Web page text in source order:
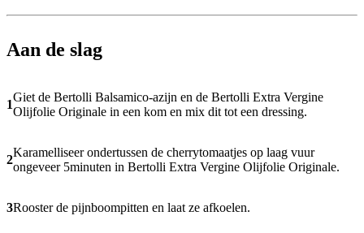
Aan de slag
1
Giet de Bertolli Balsamico-azijn en de Bertolli Extra Vergine
Olijfolie Originale in een kom en mix dit tot een dressing.
2
Karamelliseer ondertussen de cherrytomaatjes op laag vuur
ongeveer 5minuten in Bertolli Extra Vergine Olijfolie Originale.
3Rooster de pijnboompitten en laat ze afkoelen.